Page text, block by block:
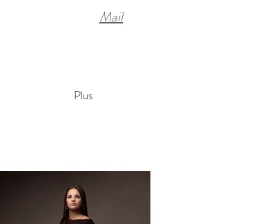
Mail
Plus